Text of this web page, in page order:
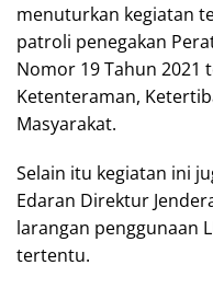
menuturkan kegiatan
patroli penegakan
Nomor 19 Tahun 2021
Ketenteraman,
Masyarakat.
Selain itu kegiatan ini
Edaran Direktur
larangan penggunaan
tertentu.